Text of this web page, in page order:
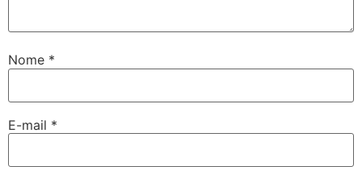
Nome *
E-mail *